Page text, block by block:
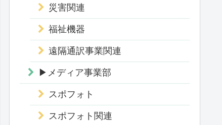
災害関連
福祉機器
遠隔通訳事業関連
▶メディア事業部
スポフォト
スポフォト関連